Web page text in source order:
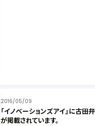
2016/05/09
「イノベーションズアイ」に古田
が掲載されています。